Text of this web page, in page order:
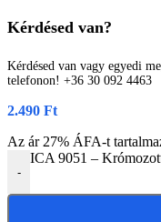
Kérdésed van?
Kérdésed van vagy egyedi
telefonon! +36 30 092 4463
2.490 Ft
Az ár 27% ÁFA-t
-
ICA 9051 –